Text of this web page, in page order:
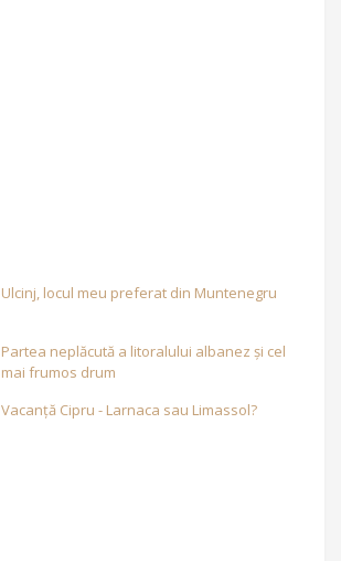
Ulcinj, locul meu preferat din Muntenegru
Partea neplăcută a litoralului albanez și cel
mai frumos drum
Vacanță Cipru - Larnaca sau Limassol?